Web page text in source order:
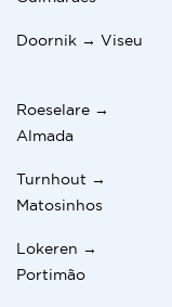
Doornik → Viseu
Roeselare →
Almada
Turnhout →
Matosinhos
Lokeren →
Portimão